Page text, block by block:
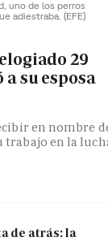
uno de los perros
adiestraba. (EFE)
29
su esposa
en nombre
trabajo en la
de atrás: la